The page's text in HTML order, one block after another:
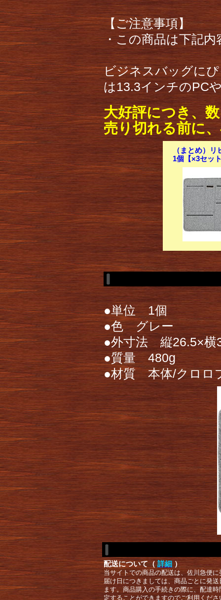
【ご注意事項】
・この商品は下記
ビジネスバッグに
は13.3インチのPC
大好評につき、
売り切れる前に
（まとめ）
1個【×3セッ
●単位 1個
●色 グレー
●外寸法 縦26.5×横
●質量 480g
●材質 本体/クロロ
配送について（ 詳細 ）
当サイトでの商品の配送は、佐川急便
届け日につきましては、商品ごとに発
ます。商品購入の手続きの際に、配達
定することができますのでご利用くださ